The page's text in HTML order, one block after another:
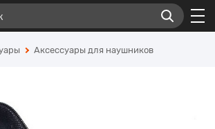
Аксессуары для наушников